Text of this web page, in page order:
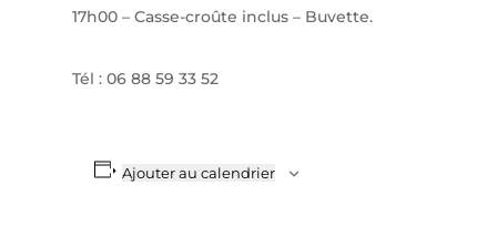
17h00 – Casse-croûte inclus – Buvette.
Tél : 06 88 59 33 52
Ajouter au calendrier